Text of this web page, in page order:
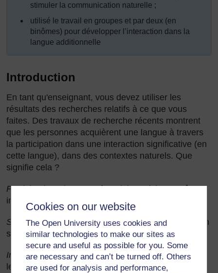
Cookies on our website
The Open University uses cookies and
similar technologies to make our sites as
secure and useful as possible for you. Some
are necessary and can’t be turned off. Others
are used for analysis and performance,
stimuler la communication naturelle ;
utilisé le travail en groupes et par deux (en
binômes) pour développer l’interaction dans la
langue additionnelle
Introduction
En tant qu'enseignant, vous devez utiliser les
résultats des recherches relatifs à ce que vous
faites. Des travaux de recherche récents montrent
que les personnes acquièrent une langue à travers
la participation dans une interaction significative (en
cette langue), dans des contextes naturels. Que
signifie cela ?
Participation: chaque enfant doit participer ou être
impliqué activement.
Significatif: l'activité doit être significative et avoir un
sens pour les enfants.
Interaction: la communication devrait se faire dans
les deux sens (ou trois ou quatre sens).